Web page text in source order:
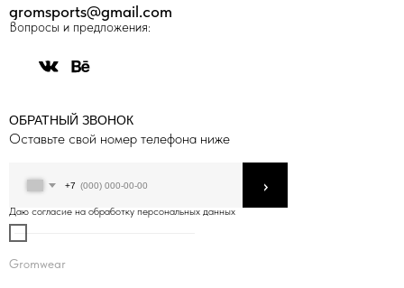
gromsports@gmail.com
Gromwear
Вопросы и предложения:
ОБРАТНЫЙ ЗВОНОК
Оставьте свой номер телефона ниже
+7
Даю согласие на обработку персональных данных
›